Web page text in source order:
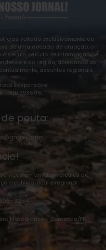
voltado exclusivamente ao
de uma década de atuação, o
ser um veículo de informação de
e da região, abordando os
assuntos regionais.
Responsável:
MTB 9936/PR.
pauta:
em um dos veículos de
o público local e regional:
3254
Mato Branco – Contenda/PR.